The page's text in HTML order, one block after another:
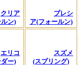
クリア
ン)
プレシ
ア(フォールン)
エリコ
ー)
スズメ
(スプリング)